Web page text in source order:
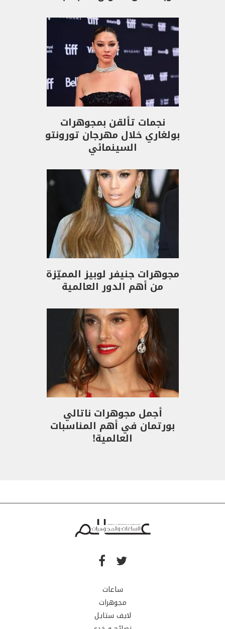
نجمات تألقن بمجوهرات
بولغاري خلال مهرجان تورونتو
السينمائي
مجوهرات جنيفر لوبيز المميّزة
من أهم الدور العالمية
أجمل مجوهرات ناتالي
بورتمان في أهم المناسبات
العالمية!
ساعات
مجوهرات
لايف ستايل